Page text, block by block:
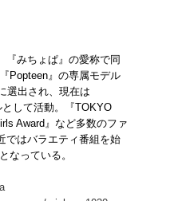
『みちょぱ』の愛称で同
Popteen』の専属モデル
選出され、現在は
として活動。『TOKYO
Award』など多数のファ
ではバラエティ番組を始
なっている。